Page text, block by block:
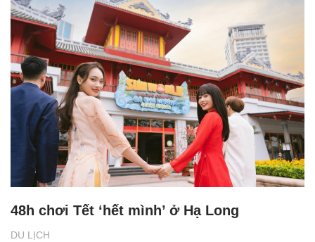
DU LỊCH
48h chơi Tết ‘hết mình’ ở Hạ Long